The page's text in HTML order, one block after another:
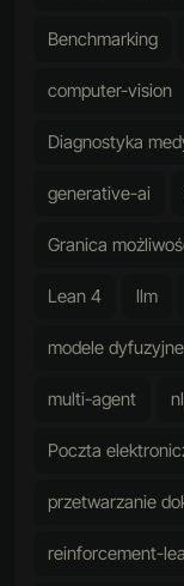
Benchmarking
computer-vision
Diagnostyka
generative-ai
Granica
Lean 4 llm
modele dyfuzyjne
multi-agent
Poczta
przetwarzanie
reinforcement-